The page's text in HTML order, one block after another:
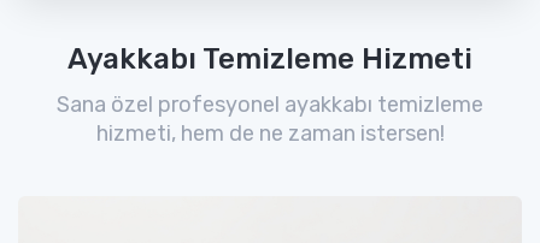
Ayakkabı Temizleme Hizmeti
Sana özel profesyonel ayakkabı temizleme
hizmeti, hem de ne zaman istersen!